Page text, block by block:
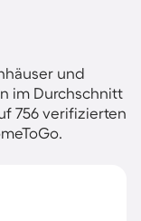
und
im Durchschnitt
756 verifizierten